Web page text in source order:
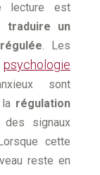
lecture est
traduire un
. Les
psychologie
sont
régulation
signaux
cette
reste en